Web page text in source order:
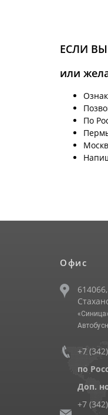
ЕСЛИ
или
По
Офис
+7
по
Доп.
+7